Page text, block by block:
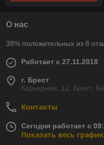
О нас
38% положительных из 8
Работает с 27.11.2018
г. Брест
Карьерная, 12, Брест,
Контакты
Сегодня работает с
Показать весь